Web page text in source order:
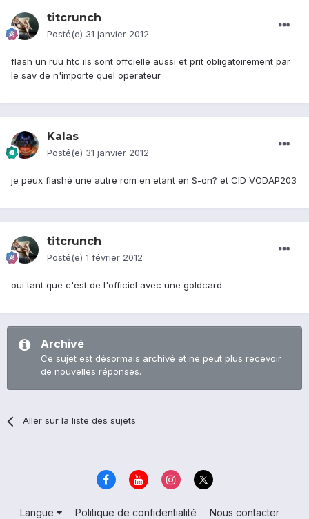
titcrunch
Posté(e) 31 janvier 2012
flash un ruu htc ils sont offcielle aussi et prit obligatoirement par
le sav de n'importe quel operateur
Kalas
Posté(e) 31 janvier 2012
je peux flashé une autre rom en etant en S-on? et CID VODAP203
titcrunch
Posté(e) 1 février 2012
oui tant que c'est de l'officiel avec une goldcard
Archivé
Ce sujet est désormais archivé et ne peut plus recevoir
de nouvelles réponses.
Aller sur la liste des sujets
Langue Politique de confidentialité Nous contacter